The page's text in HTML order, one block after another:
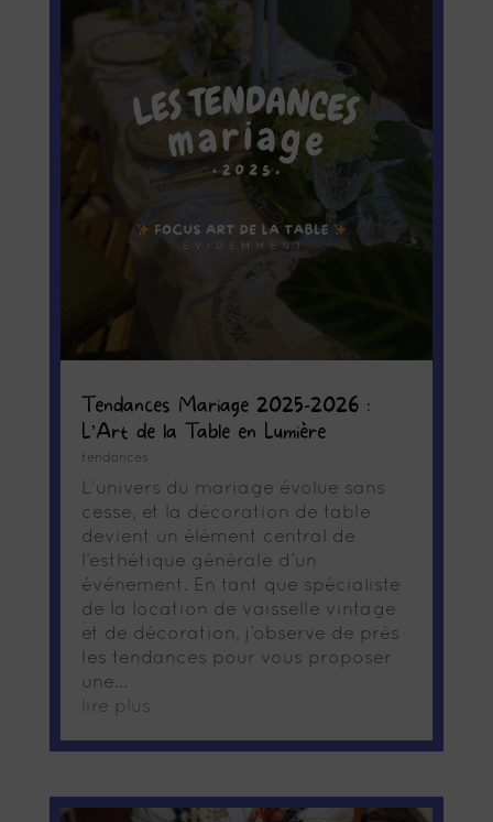
Tendances Mariage 2025-2026 :
L’Art de la Table en Lumière
tendances
L’univers du mariage évolue sans
cesse, et la décoration de table
devient un élément central de
l’esthétique générale d’un
événement. En tant que spécialiste
de la location de vaisselle vintage
et de décoration, j’observe de près
les tendances pour vous proposer
une...
lire plus